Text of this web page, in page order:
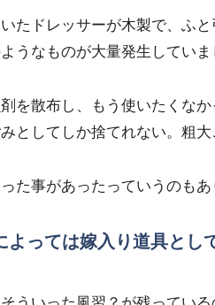
たドレッサーが木製で、ふ
うなものが大量発生していま
を散布し、もう使いたくな
としてしか捨てれない。粗
た事があったっていうのも
よっては嫁入り道具とし